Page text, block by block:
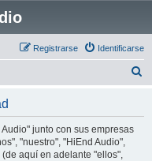
Identificarse
Registrarse
junto con sus empresas
"nuestro", "HiEnd Audio",
aquí en adelante "ellos",